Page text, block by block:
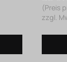
(Preis
zzgl.